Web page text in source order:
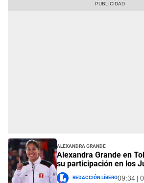
Alexandra Grande
Alexandra Grande en
su participación en los
Redacción Líbero09:34 |